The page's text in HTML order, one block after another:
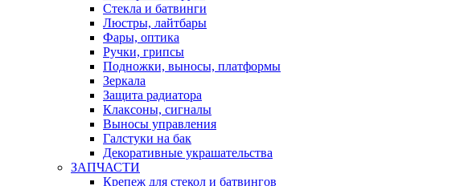
Стекла и батвинги
Люстры, лайтбары
Фары, оптика
Ручки, грипсы
Подножки, выносы, платформы
Зеркала
Защита радиатора
Клаксоны, сигналы
Выносы управления
Галстуки на бак
Декоративные украшательства
ЗАПЧАСТИ
Крепеж для стекол и батвингов